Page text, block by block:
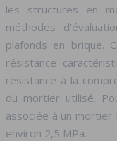
les structures en
méthodes
plafonds en brique.
résistance
résistance à la
du mortier utilisé.
associée à un
environ 2,5 MPa.